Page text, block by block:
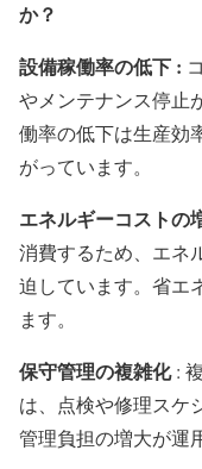
か？
設備稼働率の低下 :
やメンテナンス停止
働率の低下は生産効
がっています。
エネルギーコストの
消費するため、エネ
迫しています。省エ
ます。
保守管理の複雑化:
は、点検や修理スケ
管理負担の増大が運